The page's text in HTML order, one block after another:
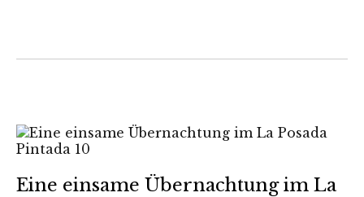
Eine einsame Übernachtung im La